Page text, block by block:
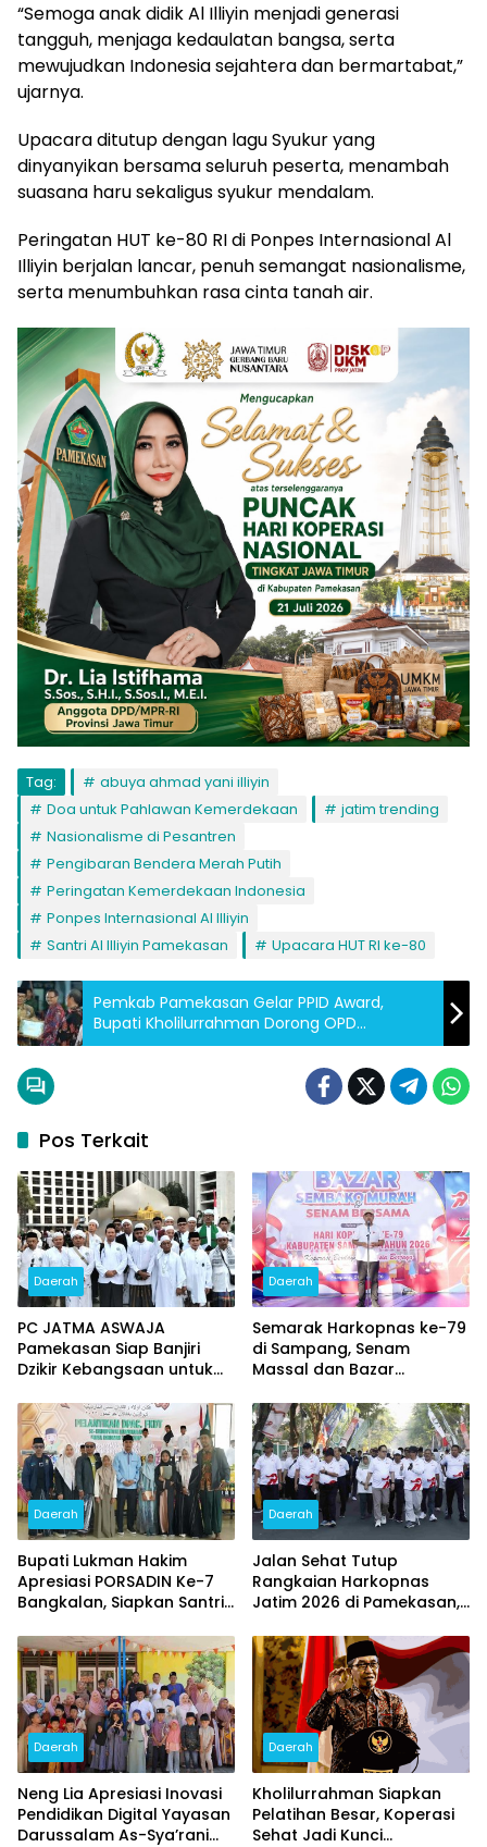
“Semoga anak didik Al Illiyin menjadi generasi
tangguh, menjaga kedaulatan bangsa, serta
mewujudkan Indonesia sejahtera dan bermartabat,”
ujarnya.
Upacara ditutup dengan lagu Syukur yang
dinyanyikan bersama seluruh peserta, menambah
suasana haru sekaligus syukur mendalam.
Peringatan HUT ke-80 RI di Ponpes Internasional Al
Illiyin berjalan lancar, penuh semangat nasionalisme,
serta menumbuhkan rasa cinta tanah air.
Tag:
abuya ahmad yani illiyin
Doa untuk Pahlawan Kemerdekaan
jatim trending
Nasionalisme di Pesantren
Pengibaran Bendera Merah Putih
Peringatan Kemerdekaan Indonesia
Ponpes Internasional Al Illiyin
Santri Al Illiyin Pamekasan
Upacara HUT RI ke-80
Pemkab Pamekasan Gelar PPID Award,
Bupati Kholilurrahman Dorong OPD
Transparan dan Inovatif Kelola Informasi
Pos Terkait
Daerah
PC JATMA ASWAJA
Pamekasan Siap Banjiri
Dzikir Kebangsaan untuk
Daerah
Semarak Harkopnas ke-79
di Sampang, Senam
Massal dan Bazar
Warga
Daerah
Bupati Lukman Hakim
Apresiasi PORSADIN Ke-7
Bangkalan, Siapkan Santri
Provinsi dan Nasional
Daerah
Jalan Sehat Tutup
Rangkaian Harkopnas
Jatim 2026 di Pamekasan,
Banjir Doorprize
Daerah
Neng Lia Apresiasi Inovasi
Pendidikan Digital Yayasan
Darussalam As-Sya’rani
Daerah
Kholilurrahman Siapkan
Pelatihan Besar, Koperasi
Sehat Jadi Kunci